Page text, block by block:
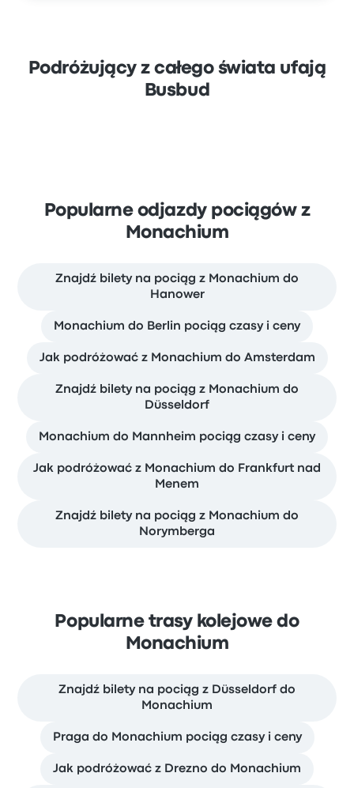
Podróżujący z całego świata ufają
Busbud
Popularne odjazdy pociągów z
Monachium
Znajdź bilety na pociąg z Monachium do
Hanower
Monachium do Berlin pociąg czasy i ceny
Jak podróżować z Monachium do Amsterdam
Znajdź bilety na pociąg z Monachium do
Düsseldorf
Monachium do Mannheim pociąg czasy i ceny
Jak podróżować z Monachium do Frankfurt nad
Menem
Znajdź bilety na pociąg z Monachium do
Norymberga
Popularne trasy kolejowe do
Monachium
Znajdź bilety na pociąg z Düsseldorf do
Monachium
Praga do Monachium pociąg czasy i ceny
Jak podróżować z Drezno do Monachium